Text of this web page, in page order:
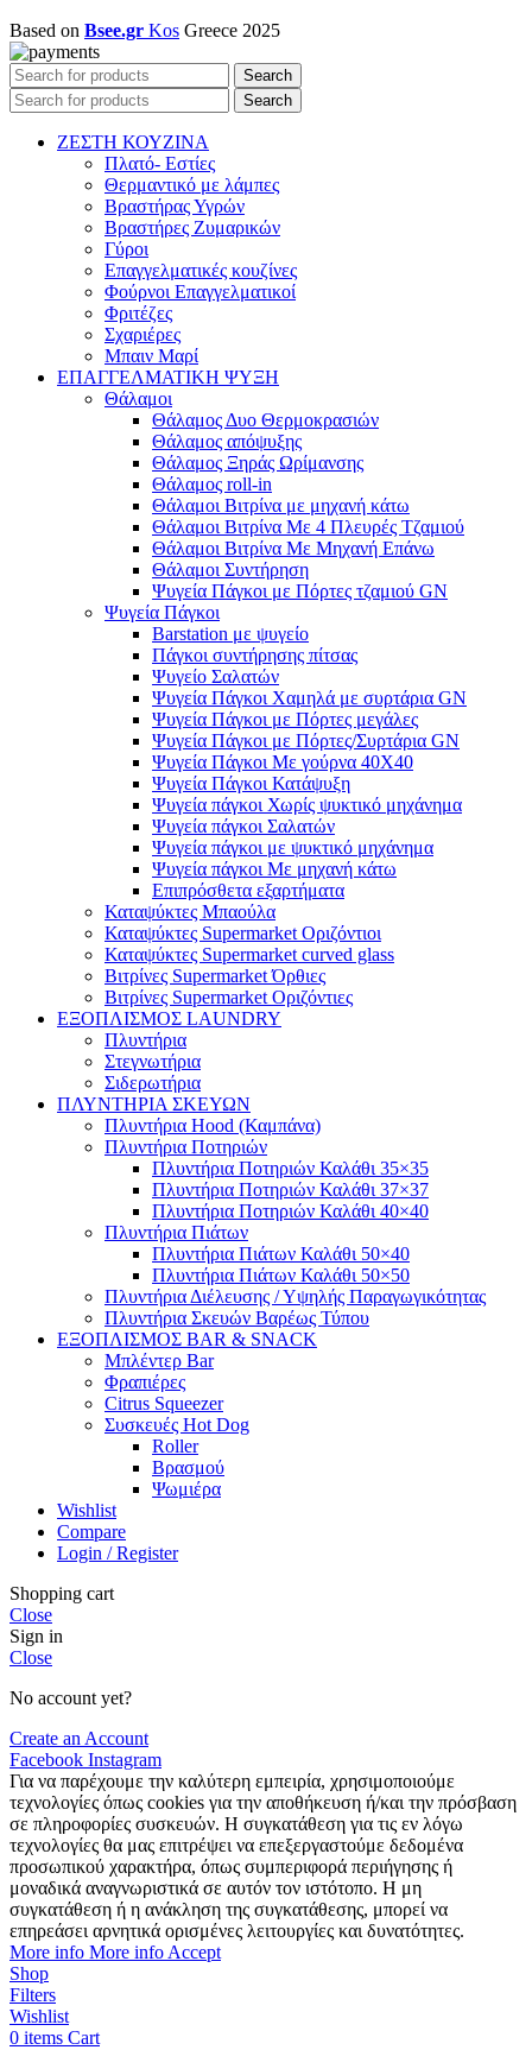
Based on Bsee.gr Kos Greece 2025
Search
Search
ΖΕΣΤΗ ΚΟΥΖΙΝΑ
Πλατό- Εστίες
Θερμαντικό με λάμπες
Βραστήρας Υγρών
Βραστήρες Ζυμαρικών
Γύροι
Επαγγελματικές κουζίνες
Φούρνοι Επαγγελματικοί
Φριτέζες
Σχαριέρες
Μπαιν Μαρί
ΕΠΑΓΓΕΛΜΑΤΙΚΗ ΨΥΞΗ
Θάλαμοι
Θάλαμος Δυο Θερμοκρασιών
Θάλαμος απόψυξης
Θάλαμος Ξηράς Ωρίμανσης
Θάλαμος roll-in
Θάλαμοι Βιτρίνα με μηχανή κάτω
Θάλαμοι Βιτρίνα Με 4 Πλευρές Τζαμιού
Θάλαμοι Βιτρίνα Με Μηχανή Επάνω
Θάλαμοι Συντήρηση
Ψυγεία Πάγκοι με Πόρτες τζαμιού GN
Ψυγεία Πάγκοι
Barstation με ψυγείο
Πάγκοι συντήρησης πίτσας
Ψυγείο Σαλατών
Ψυγεία Πάγκοι Χαμηλά με συρτάρια GN
Ψυγεία Πάγκοι με Πόρτες μεγάλες
Ψυγεία Πάγκοι με Πόρτες/Συρτάρια GN
Ψυγεία Πάγκοι Με γούρνα 40Χ40
Ψυγεία Πάγκοι Κατάψυξη
Ψυγεία πάγκοι Χωρίς ψυκτικό μηχάνημα
Ψυγεία πάγκοι Σαλατών
Ψυγεία πάγκοι με ψυκτικό μηχάνημα
Ψυγεία πάγκοι Με μηχανή κάτω
Επιπρόσθετα εξαρτήματα
Καταψύκτες Μπαούλα
Καταψύκτες Supermarket Οριζόντιοι
Καταψύκτες Supermarket curved glass
Βιτρίνες Supermarket Όρθιες
Βιτρίνες Supermarket Οριζόντιες
ΕΞΟΠΛΙΣΜΟΣ LAUNDRY
Πλυντήρια
Στεγνωτήρια
Σιδερωτήρια
ΠΛΥΝΤΗΡΙΑ ΣΚΕΥΩΝ
Πλυντήρια Hood (Καμπάνα)
Πλυντήρια Ποτηριών
Πλυντήρια Ποτηριών Καλάθι 35×35
Πλυντήρια Ποτηριών Καλάθι 37×37
Πλυντήρια Ποτηριών Καλάθι 40×40
Πλυντήρια Πιάτων
Πλυντήρια Πιάτων Καλάθι 50×40
Πλυντήρια Πιάτων Καλάθι 50×50
Πλυντήρια Διέλευσης / Υψηλής Παραγωγικότητας
Πλυντήρια Σκευών Βαρέως Τύπου
ΕΞΟΠΛΙΣΜΟΣ BAR & SNACK
Μπλέντερ Bar
Φραπιέρες
Citrus Squeezer
Συσκευές Hot Dog
Roller
Βρασμού
Ψωμιέρα
Wishlist
Compare
Login / Register
Shopping cart
Close
Sign in
Close
No account yet?
Create an Account
Facebook Instagram
Για να παρέχουμε την καλύτερη εμπειρία, χρησιμοποιούμε
τεχνολογίες όπως cookies για την αποθήκευση ή/και την πρόσβαση
σε πληροφορίες συσκευών. Η συγκατάθεση για τις εν λόγω
τεχνολογίες θα μας επιτρέψει να επεξεργαστούμε δεδομένα
προσωπικού χαρακτήρα, όπως συμπεριφορά περιήγησης ή
μοναδικά αναγνωριστικά σε αυτόν τον ιστότοπο. Η μη
συγκατάθεση ή η ανάκληση της συγκατάθεσης, μπορεί να
επηρεάσει αρνητικά ορισμένες λειτουργίες και δυνατότητες.
More info More info Accept
Shop
Filters
Wishlist
0 items Cart